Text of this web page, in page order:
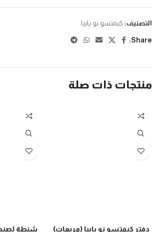
التصنيف: كيمتسو نو يايبا
Share:
منتجات ذات صلة
دفتر كيمتسو نو يايبا (مربعات) شنطة